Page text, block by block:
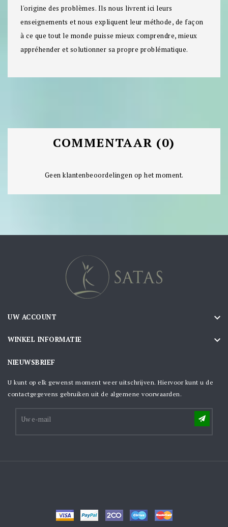
l'origine des problèmes. Ils nous livrent ici leurs
enseignements et nous expliquent leur méthode, de façon
à ce que tout le monde puisse mieux comprendre, mieux
appréhender et solutionner sa propre problématique.
COMMENTAAR (0)
Geen klantenbeoordelingen op het moment.
UW ACCOUNT 
WINKEL INFORMATIE 
NIEUWSBRIEF
U kunt op elk gewenst moment weer uitschrijven. Hiervoor kunt u de
contactgegevens gebruiken uit de algemene voorwaarden.